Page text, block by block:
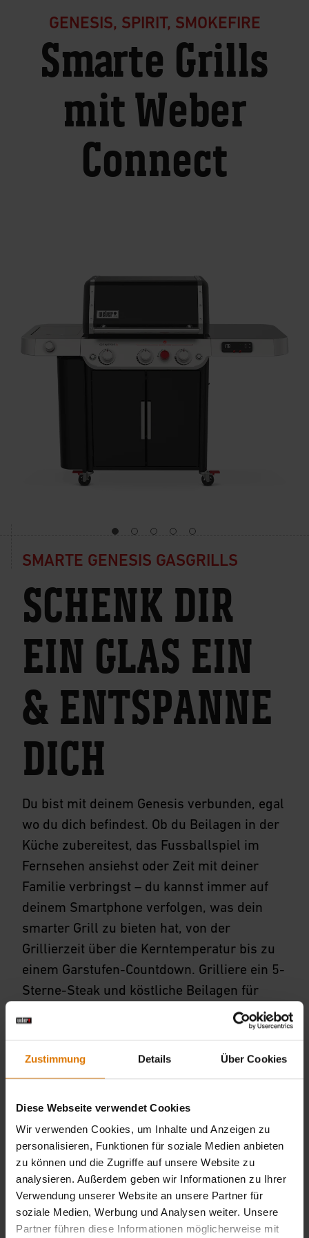
Zustimmung Details Über Cookies
Diese Webseite verwendet Cookies
Wir verwenden Cookies, um Inhalte und Anzeigen zu
personalisieren, Funktionen für soziale Medien anbieten
zu können und die Zugriffe auf unsere Website zu
analysieren. Außerdem geben wir Informationen zu Ihrer
Verwendung unserer Website an unsere Partner für
soziale Medien, Werbung und Analysen weiter. Unsere
Partner führen diese Informationen möglicherweise mit
GENESIS, SPIRIT, SMOKEFIRE
Smarte Grills
mit Weber
Connect
SMARTE GENESIS GASGRILLS
SCHENK DIR
EIN GLAS EIN
& ENTSPANNE
DICH
Du bist mit deinem Genesis verbunden, egal
wo du dich befindest. Ob du Beilagen in der
Küche zubereitest, das Fussballspiel im
Fernsehen ansiehst oder Zeit mit deiner
Familie verbringst – du kannst immer auf
deinem Smartphone verfolgen, was dein
smarter Grill zu bieten hat, von der
Grillierzeit über die Kerntemperatur bis zu
einem Garstufen-Countdown. Grilliere ein 5-
Sterne-Steak und köstliche Beilagen für
deine Freunde und Angehörigen, jedes Mal.
1.603,00 CHF inkl. MwSt.